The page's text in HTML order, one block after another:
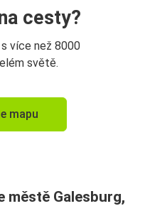
cesty?
více než 8000
světě.
mapu
městě Galesburg,